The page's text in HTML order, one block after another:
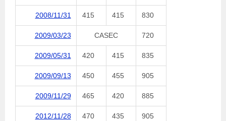
2008/11/31 415 415 830
2009/03/23 CASEC 720
2009/05/31 420 415 835
2009/09/13 450 455 905
2009/11/29 465 420 885
2012/11/28 470 435 905